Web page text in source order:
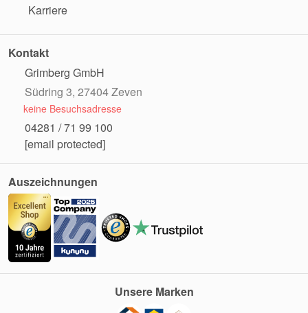
Karriere
Kontakt
Grimberg GmbH
Südring 3, 27404 Zeven
keine Besuchsadresse
04281 / 71 99 100
[email protected]
Auszeichnungen
Unsere Marken